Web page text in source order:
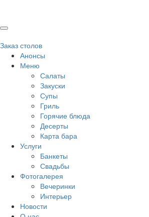
Заказ столов
Анонсы
Меню
Салаты
Закуски
Супы
Гриль
Горячие блюда
Десерты
Карта бара
Услуги
Банкеты
Свадьбы
Фотогалерея
Вечеринки
Интерьер
Новости